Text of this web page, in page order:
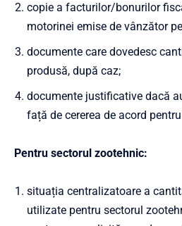
copie a facturilor/bonurilor
motorinei emise de vânzător
documente care dovedesc
produsă, după caz;
documente justificative dacă
față de cererea de acord
Pentru sectorul zootehnic:
situația centralizatoare a
utilizate pentru sectorul